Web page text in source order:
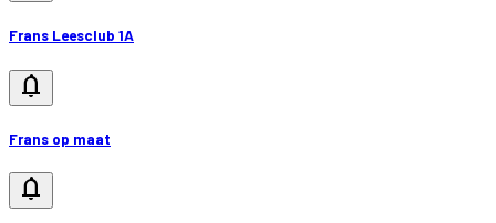
Frans Leesclub 1A
notifications
Frans op maat
notifications